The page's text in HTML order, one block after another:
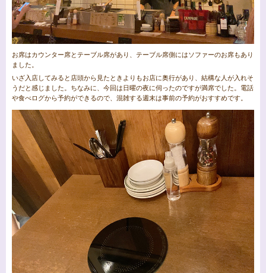
お席はカウンター席とテーブル席があり、テーブル席側にはソファーのお席もあり
ました。
いざ入店してみると店頭から見たときよりもお店に奥行があり、結構な人が入れそ
うだと感じました。ちなみに、今回は日曜の夜に伺ったのですが満席でした。電話
や食べログから予約ができるので、混雑する週末は事前の予約がおすすめです。